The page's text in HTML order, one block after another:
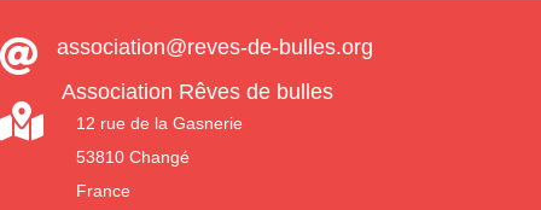
 association@reves-de-bulles.org

Association Rêves de bulles
12 rue de la Gasnerie
53810 Changé
France